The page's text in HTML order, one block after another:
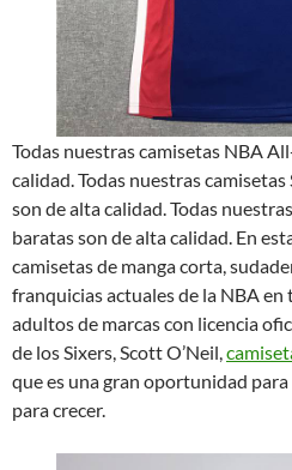
Todas nuestras camisetas NBA
calidad. Todas nuestras
son de alta calidad. Todas
baratas son de alta calidad. En
camisetas de manga corta,
franquicias actuales de la NBA en
adultos de marcas con licencia
de los Sixers, Scott O’Neil,
que es una gran oportunidad
para crecer.